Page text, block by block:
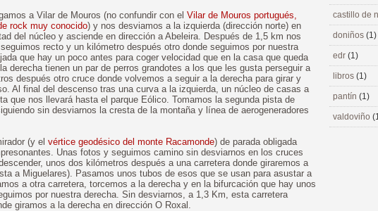
a Vilar de Mouros (no confundir con el Vilar de Mouros portugués,
rock muy conocido) y nos desviamos a la izquierda (dirección norte) en
del núcleo y asciende en dirección a Abeleira. Después de 1,5 km nos
recto y un kilómetro después otro donde seguimos por nuestra
que hay un poco antes para coger velocidad que en la casa que queda
derecha tienen un par de perros grandotes a los que les gusta perseguir a
después otro cruce donde volvemos a seguir a la derecha para girar y
Al final del descenso tras una curva a la izquierda, un núcleo de casas a
que nos llevará hasta el parque Eólico. Tomamos la segunda pista de
sin desviarnos la cresta de la montaña y línea de aerogeneradores
(y el vértice geodésico del monte Racamonde) de parada obligada
Unas fotos y seguimos camino sin desviarnos en los cruces
unos dos kilómetros después a una carretera donde giraremos a
a Miguelares). Pasamos unos tubos de esos que se usan para asustar a
a otra carretera, torcemos a la derecha y en la bifurcación que hay unos
por nuestra derecha. Sin desviarnos, a 1,3 Km, esta carretera
giramos a la derecha en dirección O Roxal.
castillo de
doniños (1)
edr (1)
libros (1)
pantín (1)
valdoviño